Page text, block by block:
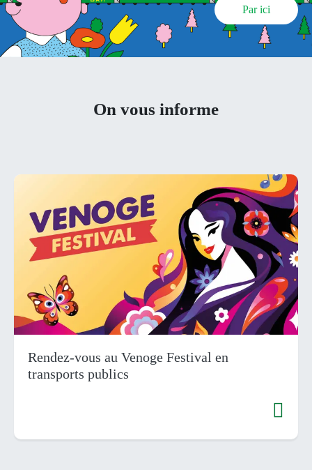
Par ici
On vous informe
Rendez-vous au Venoge Festival en
transports publics